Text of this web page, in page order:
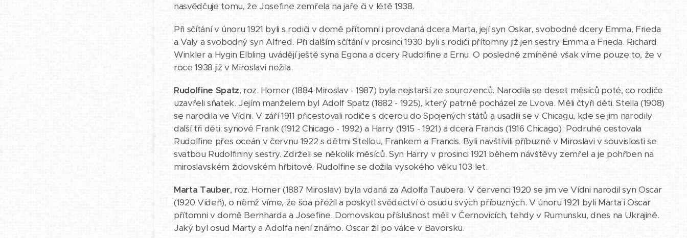
nasvědčuje tomu, že Josefine zemřela na jaře či v létě 1938.
Při sčítání v únoru 1921 byli s rodiči v domě přítomni i provdaná dcera Marta, její syn Oskar, svobodné dcery Emma, Frieda
a Valy a svobodný syn Alfred. Při dalším sčítání v prosinci 1930 byli s rodiči přítomny již jen sestry Emma a Frieda. Richard
Winkler a Hygin Elbling uvádějí ještě syna Egona a dcery Rudolfine a Ernu. O posledně zmíněné však víme pouze to, že v
roce 1938 již v Miroslavi nežila.
Rudolfine Spatz, roz. Horner (1884 Miroslav - 1987) byla nejstarší ze sourozenců. Narodila se deset měsíců poté, co rodiče
uzavřeli sňatek. Jejím manželem byl Adolf Spatz (1882 - 1925), který patrně pocházel ze Lvova. Měli čtyři děti. Stella (1908)
se narodila ve Vídni. V září 1911 přicestovali rodiče s dcerou do Spojených států a usadili se v Chicagu, kde se jim narodily
další tři děti: synové Frank (1912 Chicago - 1992) a Harry (1915 - 1921) a dcera Francis (1916 Chicago). Podruhé cestovala
Rudolfine přes oceán v červnu 1922 s dětmi Stellou, Frankem a Francis. Byli navštívili příbuzné v Miroslavi v souvislosti se
svatbou Rudolfininy sestry. Zdrželi se několik měsíců. Syn Harry v prosinci 1921 během návštěvy zemřel a je pohřben na
miroslavském židovském hřbitově. Rudolfine se dožila vysokého věku 103 let.
Marta Tauber, roz. Horner (1887 Miroslav) byla vdaná za Adolfa Taubera. V červenci 1920 se jim ve Vídni narodil syn Oscar
(1920 Vídeň), o němž víme, že šoa přežil a poskytl svědectví o osudu svých příbuzných. V únoru 1921 byli Marta i Oscar
přítomni v domě Bernharda a Josefine. Domovskou příslušnost měli v Černovicích, tehdy v Rumunsku, dnes na Ukrajině.
Jaký byl osud Marty a Adolfa není známo. Oscar žil po válce v Bavorsku.